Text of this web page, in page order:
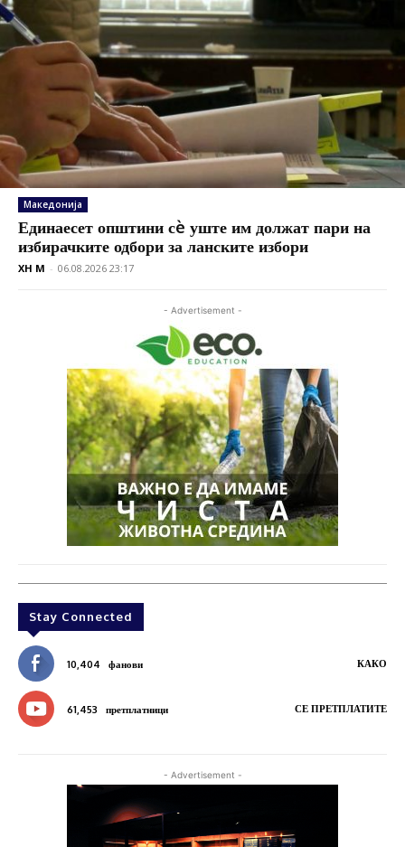
Македонија
Единаесет општини сè уште им должат пари на
избирачките одбори за ланските избори
XH M - 06.08.2026 23:17
- Advertisement -
Stay Connected
10,404 фанови КАКО
61,453 претплатници СЕ ПРЕТПЛАТИТЕ
- Advertisement -